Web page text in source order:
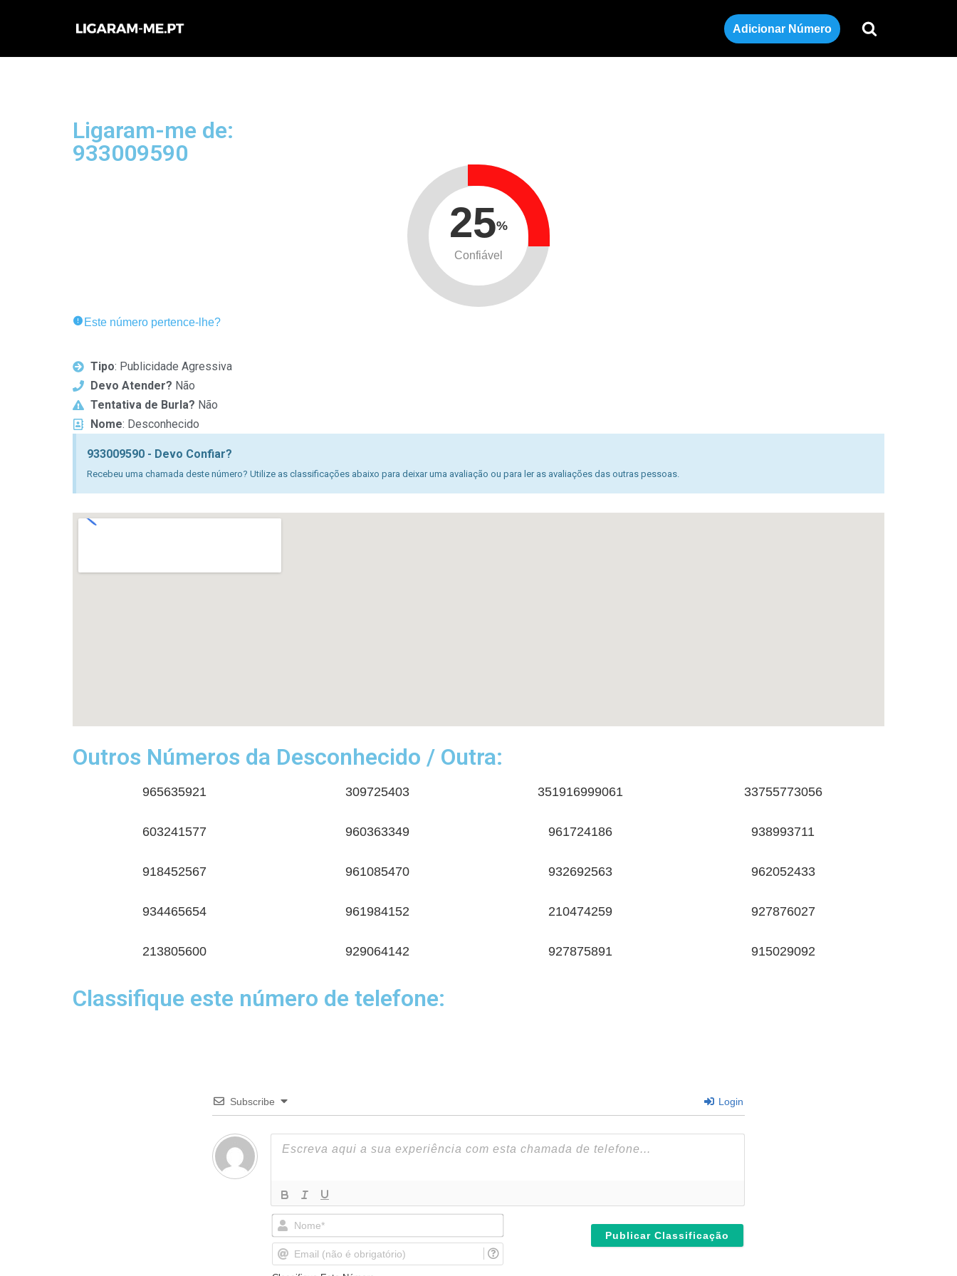
para
Adicionar Número
Ligaram-me de:
933009590
25%
Confiável
Este número pertence-lhe?
Tipo: Publicidade Agressiva
Devo Atender? Não
Tentativa de Burla? Não
Nome: Desconhecido
933009590 - Devo Confiar?
Recebeu uma chamada deste número? Utilize as classificações abaixo para deixar uma avaliação ou para ler as avaliações das outras pessoas.
Outros Números da Desconhecido / Outra:
965635921 309725403 351916999061 33755773056
603241577 960363349 961724186 938993711
918452567 961085470 932692563 962052433
934465654 961984152 210474259 927876027
213805600 929064142 927875891 915029092
Classifique este número de telefone:
Subscribe Login
N
m